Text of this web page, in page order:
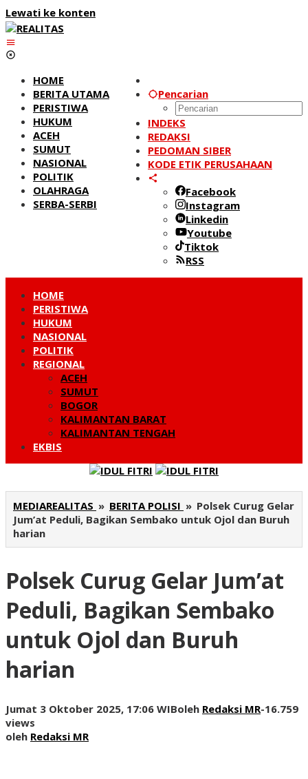
Lewati ke konten
Pencarian
INDEKS
REDAKSI
PEDOMAN SIBER
KODE ETIK PERUSAHAAN
Facebook
Instagram
Linkedin
Youtube
Tiktok
RSS
HOME
BERITA UTAMA
PERISTIWA
HUKUM
ACEH
SUMUT
NASIONAL
POLITIK
OLAHRAGA
SERBA-SERBI
HOME
PERISTIWA
HUKUM
NASIONAL
POLITIK
REGIONAL
ACEH
SUMUT
BOGOR
KALIMANTAN BARAT
KALIMANTAN TENGAH
EKBIS
MEDIAREALITAS » BERITA POLISI » Polsek Curug Gelar
Jum’at Peduli, Bagikan Sembako untuk Ojol dan Buruh
harian
Polsek Curug Gelar Jum’at
Peduli, Bagikan Sembako
untuk Ojol dan Buruh
harian
Jumat 3 Oktober 2025, 17:06 WIBoleh Redaksi MR-16.759
views
oleh Redaksi MR